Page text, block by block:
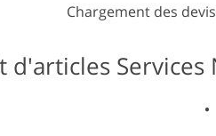
Chargement des
d'articles